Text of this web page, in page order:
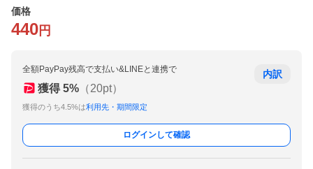
価格
440 円
全額PayPay残高で支払い&LINEと連携で
獲得 5% （20pt）
獲得のうち4.5%は利用先・期間限定
内訳
ログインして確認